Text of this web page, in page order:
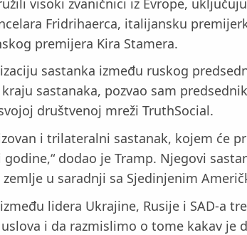
Fridrihaerca, italijansku
premijera Kira Stamera.
sastanka između ruskog
sastanaka, pozvao sam
društvenoj mreži TruthSocial.
i trilateralni sastanak, kojem će
dodao je Tramp. Njegovi
u saradnji sa Sjedinjenim
lidera Ukrajine, Rusije i SAD-a
i da razmislimo o tome kakav je